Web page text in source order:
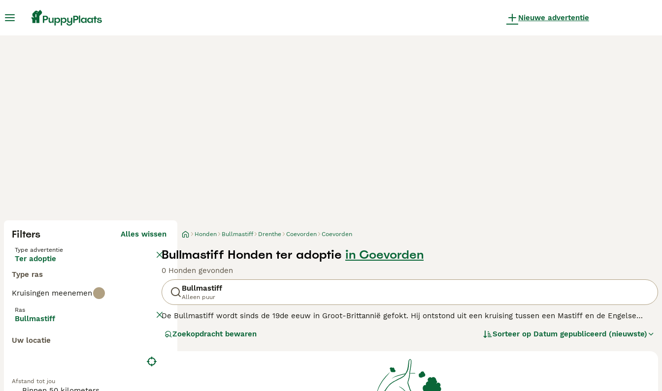
Nieuwe advertentie
Filters Alles wissen
Type advertentie
Ter adoptie
Type ras
Kruisingen meenemen
Ras
Bullmastiff
Uw locatie
Afstand tot jou
Honden Bullmastiff Drenthe Coevorden Coevorden
Bullmastiff Honden ter adoptie in Coevorden
0 Honden gevonden
Bullmastiff
Alleen puur
De Bullmastiff wordt sinds de 19de eeuw in Groot-Brittannië gefokt. Hij ontstond uit een kruising tussen een Mastiff en de Engelse
gezelschapshonden geworden. Ze staan bekend als temperamentvol, intelligent en alert en worden snel loyale familieleden.
Zoekopdracht bewaren Sorteer op Datum gepubliceerd (nieuwste)